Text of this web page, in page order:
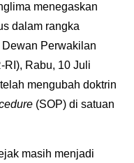
menegaskan
dalam rangka
Perwakilan
RI), Rabu, 10 Juli
mengubah doktrin
(SOP) di satuan
masih menjadi